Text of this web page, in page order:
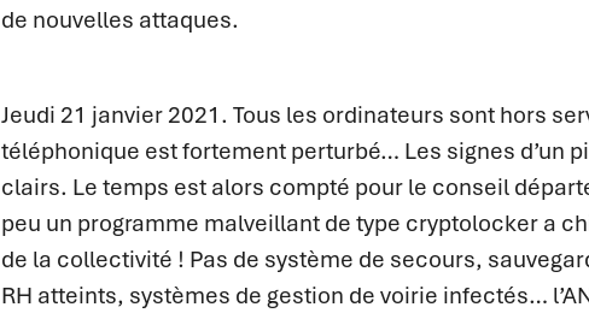
de nouvelles attaques.
Jeudi 21 janvier 2021. Tous les ordinateurs sont hors
téléphonique est fortement perturbé… Les signes d’un
clairs. Le temps est alors compté pour le conseil
peu un programme malveillant de type cryptolocker a
de la collectivité ! Pas de système de secours,
RH atteints, systèmes de gestion de voirie infectés…